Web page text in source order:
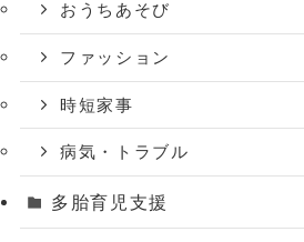
おうちあそび
ファッション
時短家事
病気・トラブル
多胎育児支援